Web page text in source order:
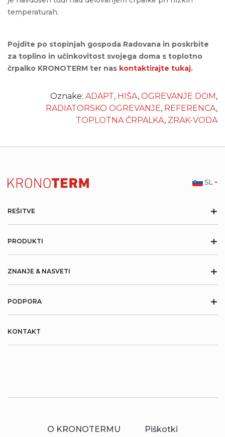
temperaturah.
Pojdite po stopinjah gospoda Radovana in poskrbite
za toplino in učinkovitost svojega doma s toplotno
črpalko KRONOTERM ter nas kontaktirajte tukaj.
Oznake: ADAPT, HIŠA, OGREVANJE DOM ,
RADIATORSKO OGREVANJE, REFERENCA,
TOPLOTNA ČRPALKA, ZRAK-VODA
REŠITVE +
PRODUKTI +
ZNANJE & NASVETI +
PODPORA +
KONTAKT
O KRONOTERMU Piškotki
SL